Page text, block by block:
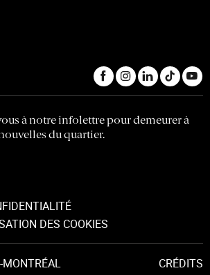
à notre infolettre pour demeurer à
du quartier.
DES COOKIES
CRÉDITS